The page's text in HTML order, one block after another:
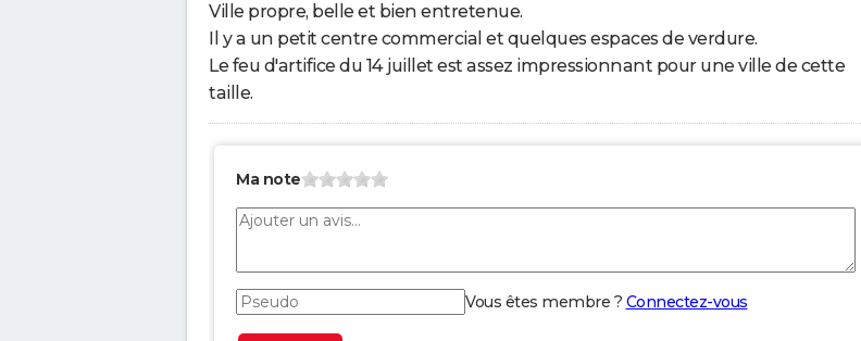
Ville propre, belle et bien entretenue.
Il y a un petit centre commercial et quelques espaces de verdure.
Le feu d'artifice du 14 juillet est assez impressionnant pour une ville de cette
taille.
Ma note
Vous êtes membre ? Connectez-vous